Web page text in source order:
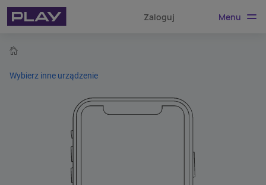
Zaloguj Menu
Wybierz inne urządzenie